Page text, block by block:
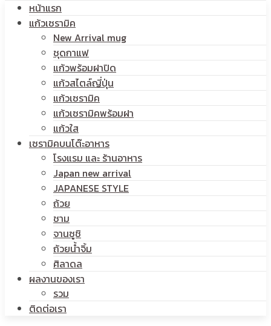
สกรีน
หน้าแรก
แก้วเซรามิค
New Arrival mug
ชุดกาแฟ
แก้วพร้อมฝาปิด
แก้วสไตล์ญี่ปุ่น
แก้วเซรามิค
แก้วเซรามิคพร้อมฝา
แก้วใส
เซรามิคบนโต๊ะอาหาร
โรงแรม และ ร้านอาหาร
Japan new arrival
JAPANESE STYLE
ถ้วย
ชาม
จานซูชิ
ถ้วยน้ำจิ้ม
ศิลาดล
ผลงานของเรา
รวม
ติดต่อเรา